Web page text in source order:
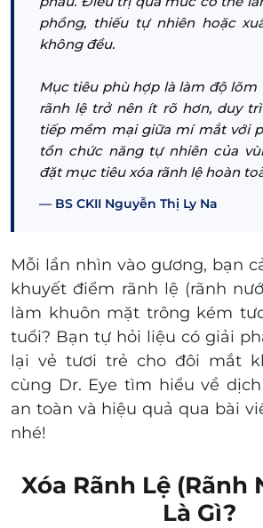
phồng, thiếu tự nhiên hoặc
không đều.
Mục tiêu phù hợp là làm độ lõm
rãnh lệ trở nên ít rõ hơn, duy
tiếp mềm mại giữa mí mắt với
tồn chức năng tự nhiên của
đặt mục tiêu xóa rãnh lệ hoàn
BS CKII Nguyễn Thị Ly Na
Mỗi lần nhìn vào gương, bạn
khuyết điểm rãnh lệ (rãnh
làm khuôn mặt trông kém
tuổi? Bạn tự hỏi liệu có giải
lại vẻ tươi trẻ cho đôi mắt
cùng Dr. Eye tìm hiểu về
an toàn và hiệu quả qua bài
nhé!
Xóa Rãnh Lệ (Rãnh
Là Gì?